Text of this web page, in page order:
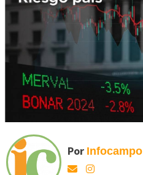
Por Infocampo